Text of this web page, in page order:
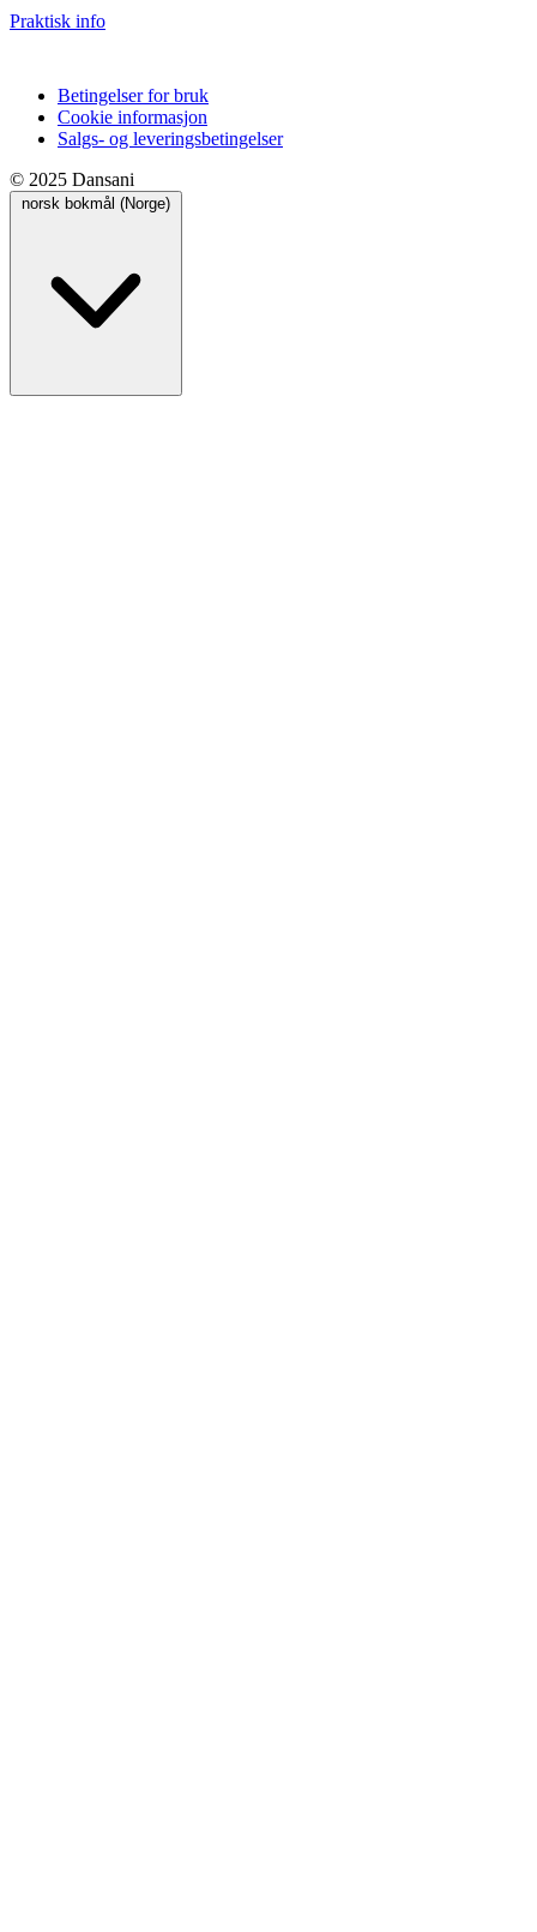
Praktisk info
Betingelser for bruk
Cookie informasjon
Salgs- og leveringsbetingelser
© 2025 Dansani
norsk bokmål (Norge)